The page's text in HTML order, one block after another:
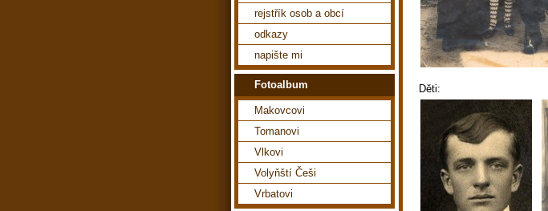
Děti:
rejstřík osob a obcí
odkazy
napište mi
Fotoalbum
Makovcovi
Tomanovi
Vlkovi
Volyňští Češi
Vrbatovi